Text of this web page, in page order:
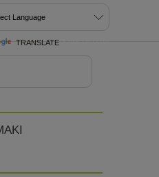
POWERED BY
TRANSLATE